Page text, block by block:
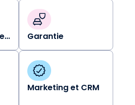
Reconditionnement Garantie
Marketing et CRM